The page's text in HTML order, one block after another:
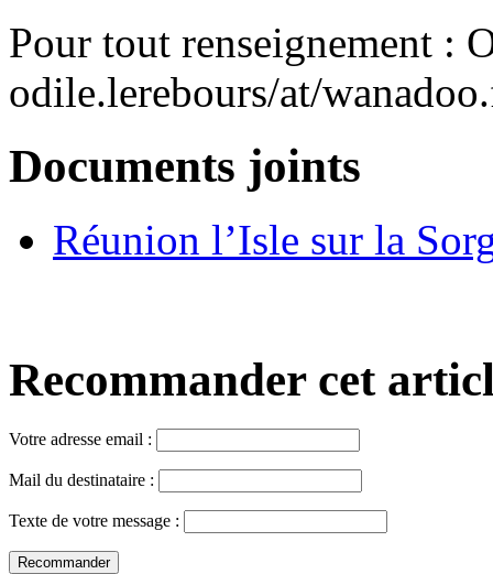
Pour tout renseignement :
odile.lerebours/at/
Documents joints
Réunion l’Isle sur la
Recommander cet
Votre adresse email :
Mail du destinataire :
Texte de votre message :